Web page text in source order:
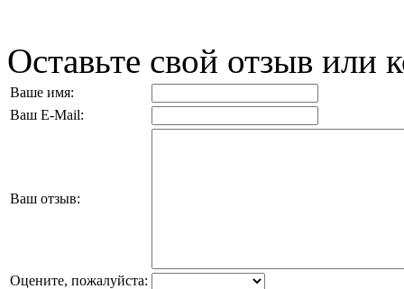
Оставьте свой отзыв или
Ваше имя:
Ваш E-Mail:
Ваш отзыв:
Оцените, пожалуйста: